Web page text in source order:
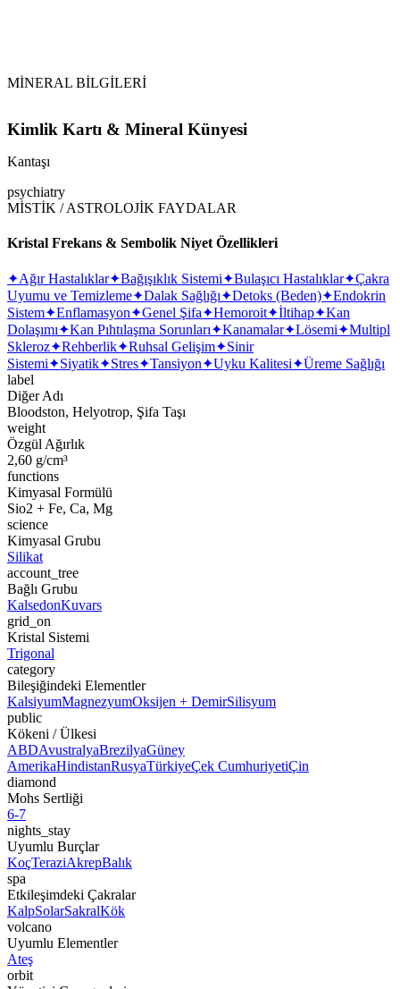
MİNERAL BİLGİLERİ
Kimlik Kartı & Mineral Künyesi
Kantaşı
psychiatry
MİSTİK / ASTROLOJİK FAYDALAR
Kristal Frekans & Sembolik Niyet Özellikleri
✦Ağır Hastalıklar✦Bağışıklık Sistemi✦Bulaşıcı Hastalıklar✦Çakra
Uyumu ve Temizleme✦Dalak Sağlığı✦Detoks (Beden)✦Endokrin
Sistem✦Enflamasyon✦Genel Şifa✦Hemoroit✦İltihap✦Kan
Dolaşımı✦Kan Pıhtılaşma Sorunları✦Kanamalar✦Lösemi✦Multipl
Skleroz✦Rehberlik✦Ruhsal Gelişim✦Sinir
Sistemi✦Siyatik✦Stres✦Tansiyon✦Uyku Kalitesi✦Üreme Sağlığı
label
Diğer Adı
Bloodston, Helyotrop, Şifa Taşı
weight
Özgül Ağırlık
2,60 g/cm³
functions
Kimyasal Formülü
Sio2 + Fe, Ca, Mg
science
Kimyasal Grubu
Silikat
account_tree
Bağlı Grubu
KalsedonKuvars
grid_on
Kristal Sistemi
Trigonal
category
Bileşiğindeki Elementler
KalsiyumMagnezyumOksijen + DemirSilisyum
public
Kökeni / Ülkesi
ABDAvustralyaBrezilyaGüney
AmerikaHindistanRusyaTürkiyeÇek CumhuriyetiÇin
diamond
Mohs Sertliği
6-7
nights_stay
Uyumlu Burçlar
KoçTeraziAkrepBalık
spa
Etkileşimdeki Çakralar
KalpSolarSakralKök
volcano
Uyumlu Elementler
Ateş
orbit